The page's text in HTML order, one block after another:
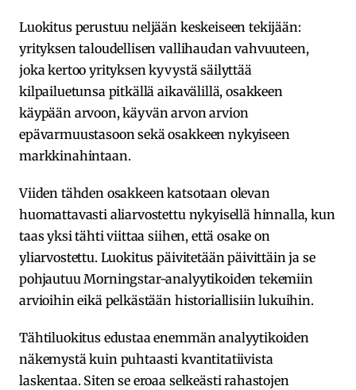
Luokitus perustuu neljään keskeiseen tekijään:
yrityksen taloudellisen vallihaudan vahvuuteen,
joka kertoo yrityksen kyvystä säilyttää
kilpailuetunsa pitkällä aikavälillä, osakkeen
käypään arvoon, käyvän arvon arvion
epävarmuustasoon sekä osakkeen nykyiseen
markkinahintaan.
Viiden tähden osakkeen katsotaan olevan
huomattavasti aliarvostettu nykyisellä hinnalla, kun
taas yksi tähti viittaa siihen, että osake on
yliarvostettu. Luokitus päivitetään päivittäin ja se
pohjautuu Morningstar-analyytikoiden tekemiin
arvioihin eikä pelkästään historiallisiin lukuihin.
Tähtiluokitus edustaa enemmän analyytikoiden
näkemystä kuin puhtaasti kvantitatiivista
laskentaa. Siten se eroaa selkeästi rahastojen